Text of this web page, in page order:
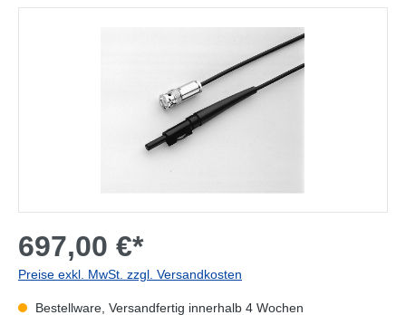
697,00 €*
Preise exkl. MwSt. zzgl. Versandkosten
Bestellware, Versandfertig innerhalb 4 Wochen